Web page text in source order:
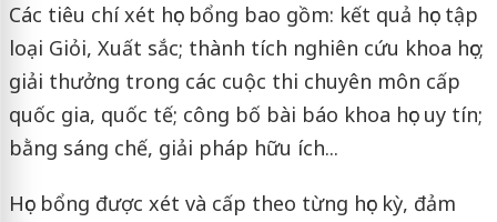
Các tiêu chí xét học bổng bao gồm: kết quả học tập
loại Giỏi, Xuất sắc; thành tích nghiên cứu khoa học;
giải thưởng trong các cuộc thi chuyên môn cấp
quốc gia, quốc tế; công bố bài báo khoa học uy tín;
bằng sáng chế, giải pháp hữu ích...
Học bổng được xét và cấp theo từng học kỳ, đảm